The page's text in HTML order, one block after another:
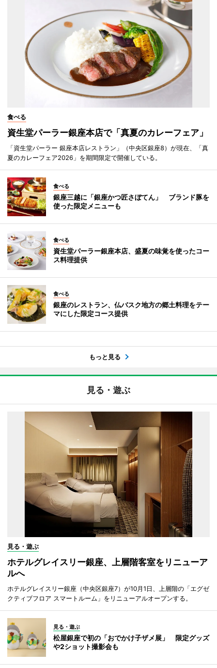
食べる
資生堂パーラー銀座本店で「真夏のカレーフェア」
「資生堂パーラー 銀座本店レストラン」（中央区銀座8）が現在、「真
夏のカレーフェア2026」を期間限定で開催している。
食べる
銀座三越に「銀座かつ匠さぼてん」 ブランド豚を
使った限定メニューも
食べる
資生堂パーラー銀座本店、盛夏の味覚を使ったコー
ス料理提供
食べる
銀座のレストラン、仏バスク地方の郷土料理をテー
マにした限定コース提供
もっと見る
見る・遊ぶ
見る・遊ぶ
ホテルグレイスリー銀座、上層階客室をリニューア
ルへ
ホテルグレイスリー銀座（中央区銀座7）が10月1日、上層階の「エグゼ
クティブフロア スマートルーム」をリニューアルオープンする。
見る・遊ぶ
松屋銀座で初の「おでかけ子ザメ展」 限定グッズ
や2ショット撮影会も